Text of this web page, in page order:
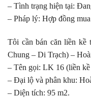
– Tình trạng hiện tại:
– Pháp lý: Hợp đồng
Tôi cần bán căn liền
Chung – Di Trạch) –
– Tên gọi: LK 16 (liền kề
– Đại lộ và phân khu:
– Diện tích: 95 m2.